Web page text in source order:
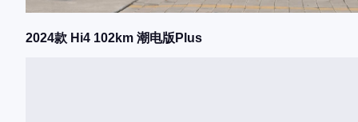
2024款 Hi4 102km 潮电版Plus